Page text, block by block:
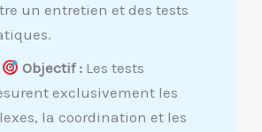
un entretien et des tests
Objectif : Les tests
exclusivement les
la coordination et les